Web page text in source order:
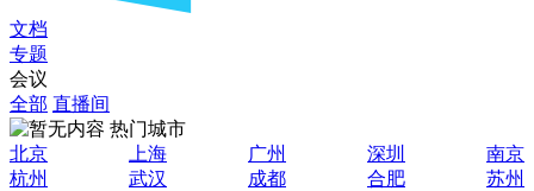
文档
专题
会议
全部 直播间
热门城市
北京
上海 广州 深圳
南京
杭州
武汉 成都 合肥
苏州